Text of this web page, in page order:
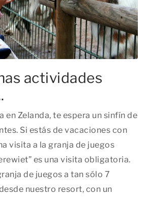
actividades
en Zelanda, te espera un sinfín de
Si estás de vacaciones con
visita a la granja de juegos
es una visita obligatoria.
de juegos a tan sólo 7
nuestro resort, con un